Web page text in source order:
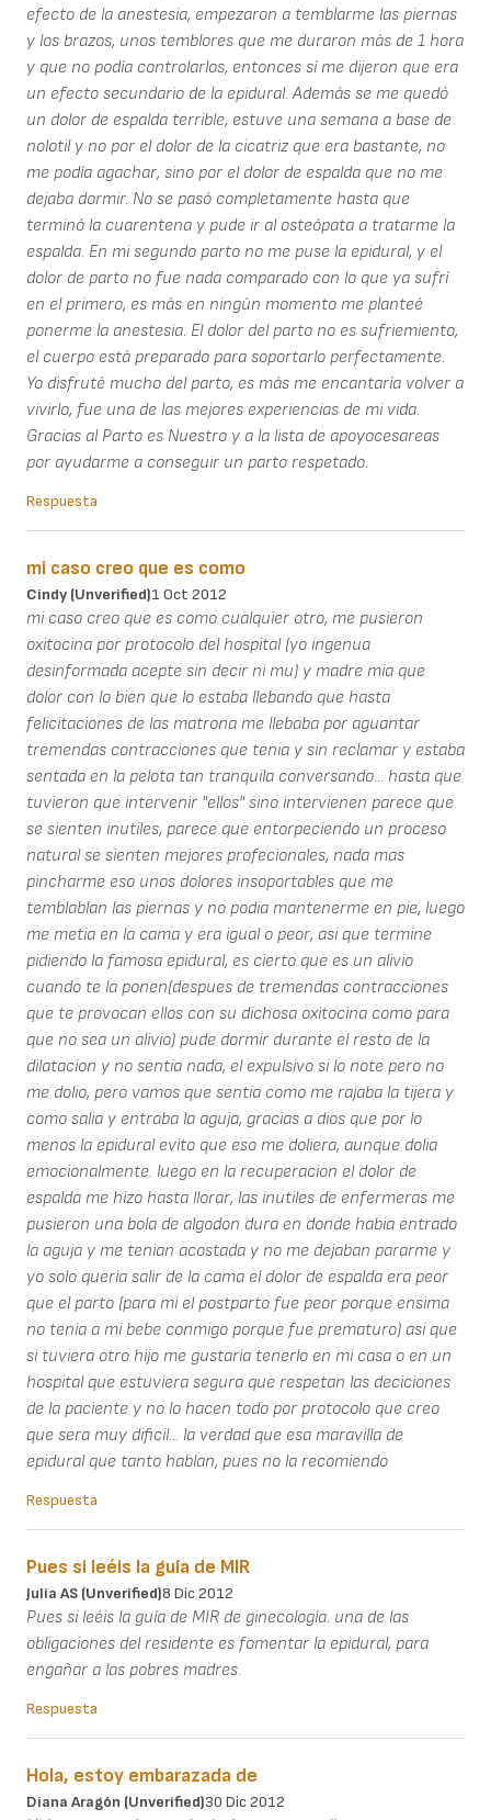
efecto de la anestesia, empezaron a temblarme las piernas
y los brazos, unos temblores que me duraron más de 1 hora
y que no podía controlarlos, entonces sí me dijeron que era
un efecto secundario de la epidural. Además se me quedó
un dolor de espalda terrible, estuve una semana a base de
nolotil y no por el dolor de la cicatriz que era bastante, no
me podía agachar, sino por el dolor de espalda que no me
dejaba dormir. No se pasó completamente hasta que
terminó la cuarentena y pude ir al osteópata a tratarme la
espalda. En mi segundo parto no me puse la epidural, y el
dolor de parto no fue nada comparado con lo que ya sufrí
en el primero, es más en ningún momento me planteé
ponerme la anestesia. El dolor del parto no es sufriemiento,
el cuerpo está preparado para soportarlo perfectamente.
Yo disfruté mucho del parto, es más me encantaría volver a
vivirlo, fue una de las mejores experiencias de mi vida.
Gracias al Parto es Nuestro y a la lista de apoyocesareas
por ayudarme a conseguir un parto respetado.
Respuesta
mi caso creo que es como
Cindy (unverified)1 Oct 2012
mi caso creo que es como cualquier otro, me pusieron
oxitocina por protocolo del hospital (yo ingenua
desinformada acepte sin decir ni mu) y madre mia que
dolor con lo bien que lo estaba llebando que hasta
felicitaciones de las matrona me llebaba por aguantar
tremendas contracciones que tenia y sin reclamar y estaba
sentada en la pelota tan tranquila conversando... hasta que
tuvieron que intervenir "ellos" sino intervienen parece que
se sienten inutiles, parece que entorpeciendo un proceso
natural se sienten mejores profecionales, nada mas
pincharme eso unos dolores insoportables que me
temblablan las piernas y no podia mantenerme en pie, luego
me metia en la cama y era igual o peor, asi que termine
pidiendo la famosa epidural, es cierto que es un alivio
cuando te la ponen(despues de tremendas contracciones
que te provocan ellos con su dichosa oxitocina como para
que no sea un alivio) pude dormir durante el resto de la
dilatacion y no sentia nada, el expulsivo si lo note pero no
me dolio, pero vamos que sentia como me rajaba la tijera y
como salia y entraba la aguja, gracias a dios que por lo
menos la epidural evito que eso me doliera, aunque dolia
emocionalmente. luego en la recuperacion el dolor de
espalda me hizo hasta llorar, las inutiles de enfermeras me
pusieron una bola de algodon dura en donde habia entrado
la aguja y me tenian acostada y no me dejaban pararme y
yo solo queria salir de la cama el dolor de espalda era peor
que el parto (para mi el postparto fue peor porque ensima
no tenia a mi bebe conmigo porque fue prematuro) asi que
si tuviera otro hijo me gustaria tenerlo en mi casa o en un
hospital que estuviera segura que respetan las deciciones
de la paciente y no lo hacen todo por protocolo que creo
que sera muy dificil... la verdad que esa maravilla de
epidural que tanto hablan, pues no la recomiendo
Respuesta
Pues si leéis la guía de MIR
Julia AS (unverified)8 Dic 2012
Pues si leéis la guía de MIR de ginecología. una de las
obligaciones del residente es fomentar la epidural, para
engañar a las pobres madres.
Respuesta
Hola, estoy embarazada de
Diana Aragón (unverified)30 Dic 2012